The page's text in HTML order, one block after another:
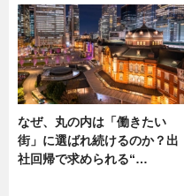
なぜ、丸の内は「働きたい
街」に選ばれ続けるのか？出
社回帰で求められる“…